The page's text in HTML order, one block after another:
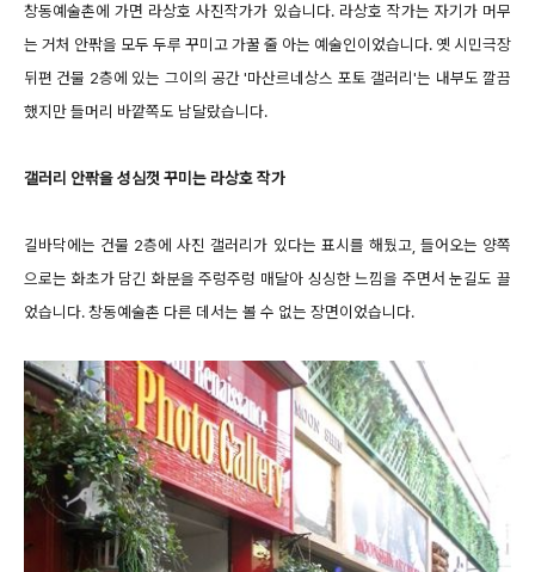
창동예술촌에 가면 라상호 사진작가가 있습니다. 라상호 작가는 자기가 머무
는 거처 안팎을 모두 두루 꾸미고 가꿀 줄 아는 예술인이었습니다. 옛 시민극장
뒤편 건물 2층에 있는 그이의 공간 '마산르네상스 포토 갤러리'는 내부도 깔끔
했지만 들머리 바깥쪽도 남달랐습니다.
갤러리 안팎을 성심껏 꾸미는 라상호 작가
길바닥에는 건물 2층에 사진 갤러리가 있다는 표시를 해뒀고, 들어오는 양쪽
으로는 화초가 담긴 화분을 주렁주렁 매달아 싱싱한 느낌을 주면서 눈길도 끌
었습니다. 창동예술촌 다른 데서는 볼 수 없는 장면이었습니다.